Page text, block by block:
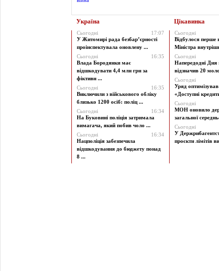
Україна Цікавинка
Сьогодні
17:07
У Житомирі рада безбар’єрності
проінспектувала оновлену ...
Сьогодні
16:35
Влада Бородянки має
відшкодувати 4,4 млн грн за
фіктивн ...
Сьогодні
16:35
Виключили з військового обліку
близько 1200 осіб: поліц ...
Сьогодні
16:34
На Буковині поліція затримала
вимагача, який побив чоло ...
Сьогодні
16:34
Нацполіція забезпечила
відшкодування до бюджету понад
8 ...
Сьогодні
Відбулося перше
Міністра
Сьогодні
Напередодні Дня
відзначив 20
Сьогодні
Уряд
«Доступні
Сьогодні
МОН оновило
загальної
Сьогодні
У
проєкти лімітів